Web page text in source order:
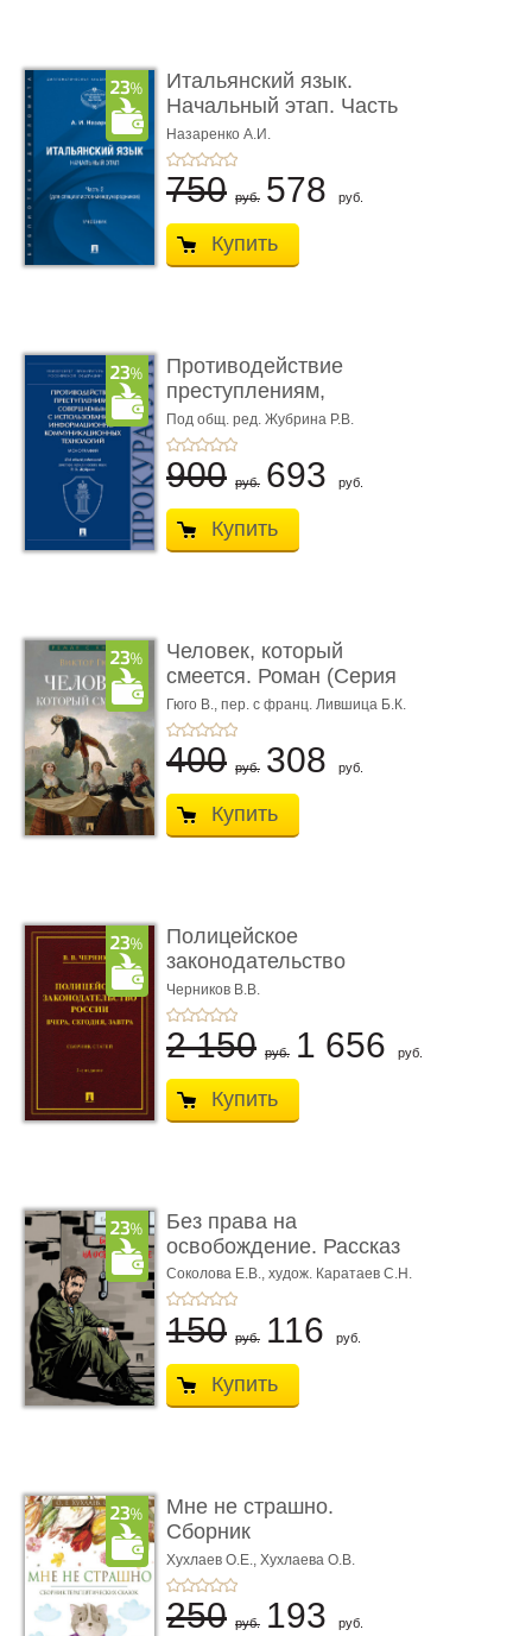
Итальянский язык.
Начальный этап. Часть
2. Учеб� ...
Назаренко А.И.
750 руб. 578 руб.
Купить
Противодействие
преступлениям,
совершаемым с ...
Под общ. ред. Жубрина Р.В.
900 руб. 693 руб.
Купить
Человек, который
смеется. Роман (Серия
«Роман с ...
Гюго В., пер. с франц. Лившица Б.К.
400 руб. 308 руб.
Купить
Полицейское
законодательство
России: вчера, с� ...
Черников В.В.
2 150 руб. 1 656 руб.
Купить
Без права на
освобождение. Рассказ
Соколова Е.В., худож. Каратаев С.Н.
150 руб. 116 руб.
Купить
Мне не страшно.
Сборник
терапевтических
сказо� ...
Хухлаев О.Е., Хухлаева О.В.
250 руб. 193 руб.